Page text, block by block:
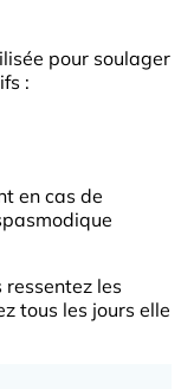
pour soulager
:
en cas de
ressentez les
tous les jours elle